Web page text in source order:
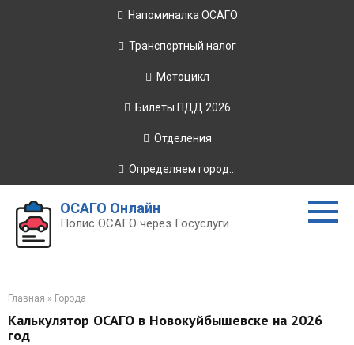
Напоминалка ОСАГО
Транспортный налог
Мотоцикл
Билеты ПДД 2026
Отделения
Определяем город...
ОСАГО Онлайн
Полис ОСАГО через Госуслуги
Главная » Города
Калькулятор ОСАГО в Новокуйбышевске на 2026
год